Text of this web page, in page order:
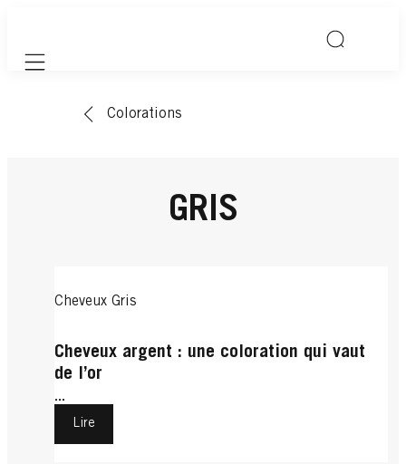
Mobile navigation
Colorations
GRIS
Cheveux Gris
Cheveux argent : une coloration qui vaut
de l’or
...
Lire